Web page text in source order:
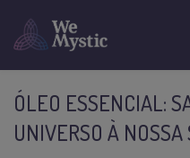
ÓLEO ESSENCIAL:
UNIVERSO À NOSSA